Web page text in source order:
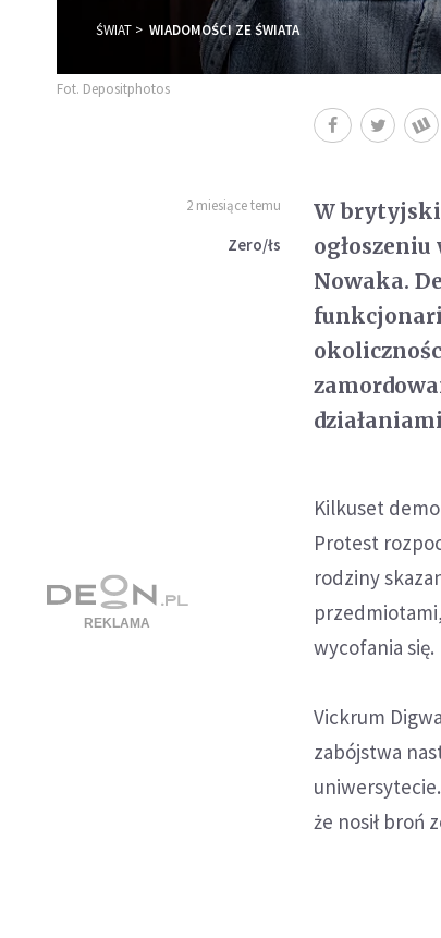
ŚWIAT WIADOMOŚCI ZE ŚWIATA
Fot. Depositphotos
2 miesiące temu
Zero/łs
W
Nowaka.
Kilkuset
Protest
rodziny
wycofania się.
Vickrum
zabójstwa
że nosił broń